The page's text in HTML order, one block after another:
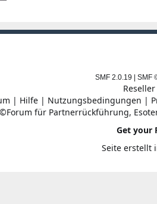
SMF 2.0.19 | SMF
| Hilfe| Nutzungsbedingungen |
für Partnerrückführung,
Get your
Seite erstellt